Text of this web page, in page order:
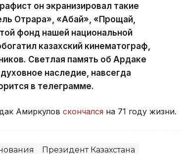
он экранизировал такие
Отрара», «Абай», «Прощай,
фонд нашей национальной
казахский кинематограф,
Светлая память об Ардаке
наследие, навсегда
в телеграмме.
Амиркулов скончался на 71 году жизни.
Президент Казахстана